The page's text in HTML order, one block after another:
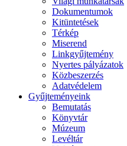
Dokumentumok
Kitüntetések
Térkép
Miserend
Linkgyűjtemény
Nyertes pályázatok
Közbeszerzés
Adatvédelem
Gyűjteményeink
Bemutatás
Könyvtár
Múzeum
Levéltár